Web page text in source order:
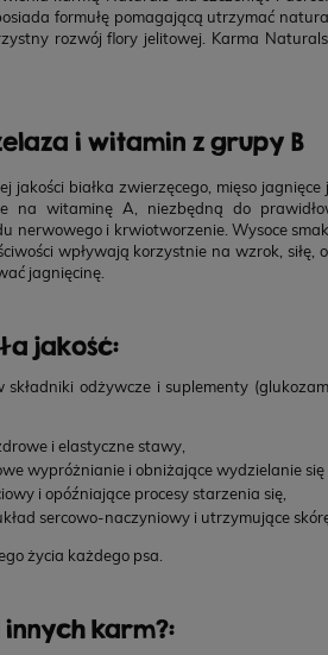
formułę pomagającą utrzymać
rozwój flory jelitowej. Karma
i witamin z grupy B
jakości białka zwierzęcego, mięso
na witaminę A, niezbędną do
nerwowego i krwiotworzenie. Wysoce
wpływają korzystnie na wzrok, siłę,
jagnięcinę.
jakość:
odżywcze i suplementy
i elastyczne stawy,
wypróżnianie i obniżające wydzielanie
i opóźniające procesy starzenia się,
sercowo-naczyniowy i utrzymujące
życia każdego psa.
karm?: